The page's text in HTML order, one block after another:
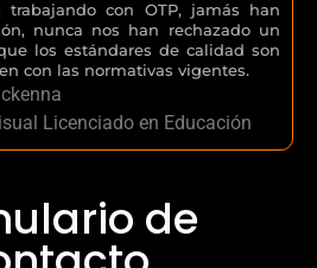
con OTP, jamás han
nunca nos han rechazado un
los estándares de calidad son
con las normativas vigentes.
Licenciado en Educación
de